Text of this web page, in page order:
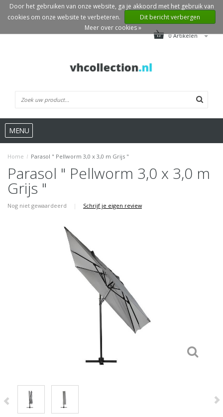
0 Artikelen
MENU
Home / Parasol " Pellworm 3,0 x 3,0 m Grijs "
Parasol " Pellworm 3,0 x 3,0 m
Grijs "
Nog niet gewaardeerd | Schrijf je eigen review
Door het gebruiken van onze website, ga je akkoord met het gebruik van
cookies om onze website te verbeteren.
Dit bericht verbergen
Meer over cookies »